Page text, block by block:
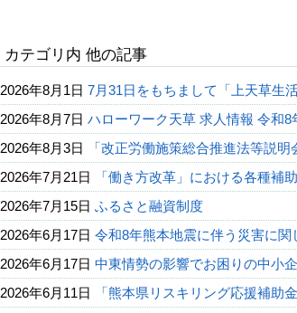
カテゴリ内 他の記事
2026年8月1日 7月31日をもちまして「上天草生
2026年8月7日 ハローワーク天草 求人情報 令和
2026年8月3日
「改正労働施策総合推進法等説
2026年7月21日
「働き方改革」における各種補
2026年7月15日 ふるさと融資制度
2026年6月17日 令和8年熊本地震に伴う災害に
2026年6月17日 中東情勢の影響でお困りの中小
2026年6月11日
「熊本県リスキリング応援補助